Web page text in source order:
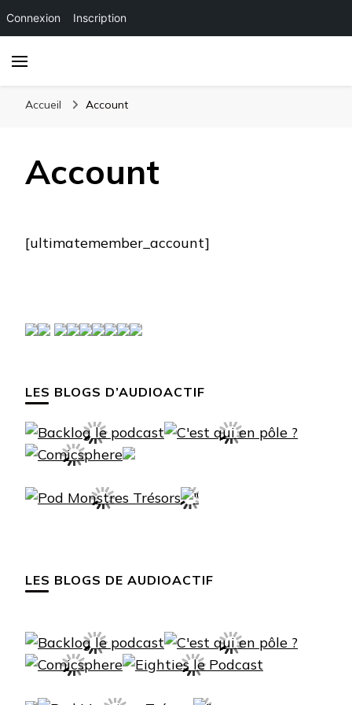
Connexion Inscription
Accueil Account
Account
[ultimatemember_account]
LES BLOGS D’AUDIOACTIF
LES BLOGS DE AUDIOACTIF